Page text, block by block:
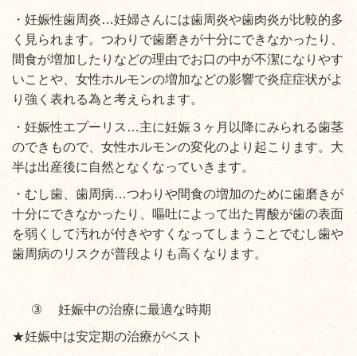
・妊娠性歯周炎…妊婦さんには歯周炎や歯肉炎が比較的多
く見られます。つわりで歯磨きが十分にできなかったり、
間食が増加したりなどの理由でお口の中が不潔になりやす
いことや、女性ホルモンの増加などの影響で炎症症状がよ
り強く表れる為と考えられます。
・妊娠性エプーリス…主に妊娠３ヶ月以降にみられる歯茎
のできもので、女性ホルモンの変化のより起こります。大
半は出産後に自然となくなっていきます。
・むし歯、歯周病…つわりや間食の増加のために歯磨きが
十分にできなかったり、嘔吐によって出た胃酸が歯の表面
を弱くして汚れが付きやすくなってしまうことでむし歯や
歯周病のリスクが普段よりも高くなります。
③ 妊娠中の治療に最適な時期
★妊娠中は安定期の治療がベスト